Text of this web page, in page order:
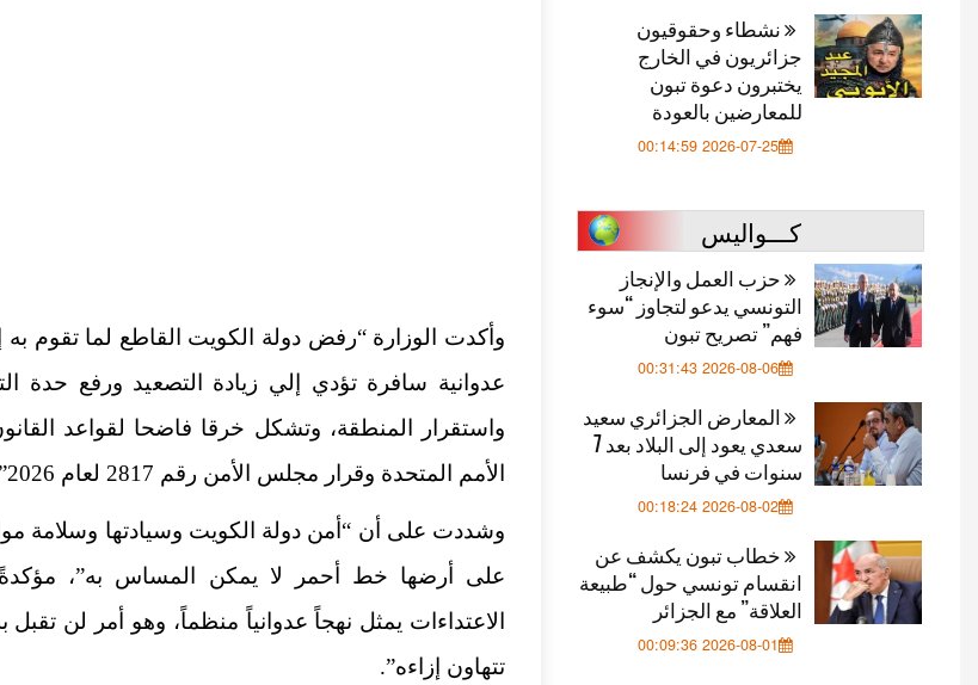
وأكدت الوزارة “رفض دولة الكويت القاطع لما تقوم
عدوانية سافرة تؤدي إلي زيادة التصعيد ورفع حدة
واستقرار المنطقة، وتشكل خرقا فاضحا لقواعد
الأمم المتحدة وقرار مجلس الأمن رقم 2817 لعام 2026”.
وشددت على أن “أمن دولة الكويت وسيادتها وسلامة
على أرضها خط أحمر لا يمكن المساس به”،
الاعتداءات يمثل نهجاً عدوانياً منظماً، وهو أمر لن تقبل
تتهاون إزاءه”.
نشطاء وحقوقيون
جزائريون في الخارج
يختبرون دعوة تبون
للمعارضين بالعودة
2026-07-25 00:14:59
كـــواليس
حزب العمل والإنجاز
التونسي يدعو لتجاوز “سوء
فهم” تصريح تبون
2026-08-06 00:31:43
المعارض الجزائري سعيد
سعدي يعود إلى البلاد بعد 7
سنوات في فرنسا
2026-08-02 00:18:24
خطاب تبون يكشف عن
انقسام تونسي حول “طبيعة
العلاقة” مع الجزائر
2026-08-01 00:09:36